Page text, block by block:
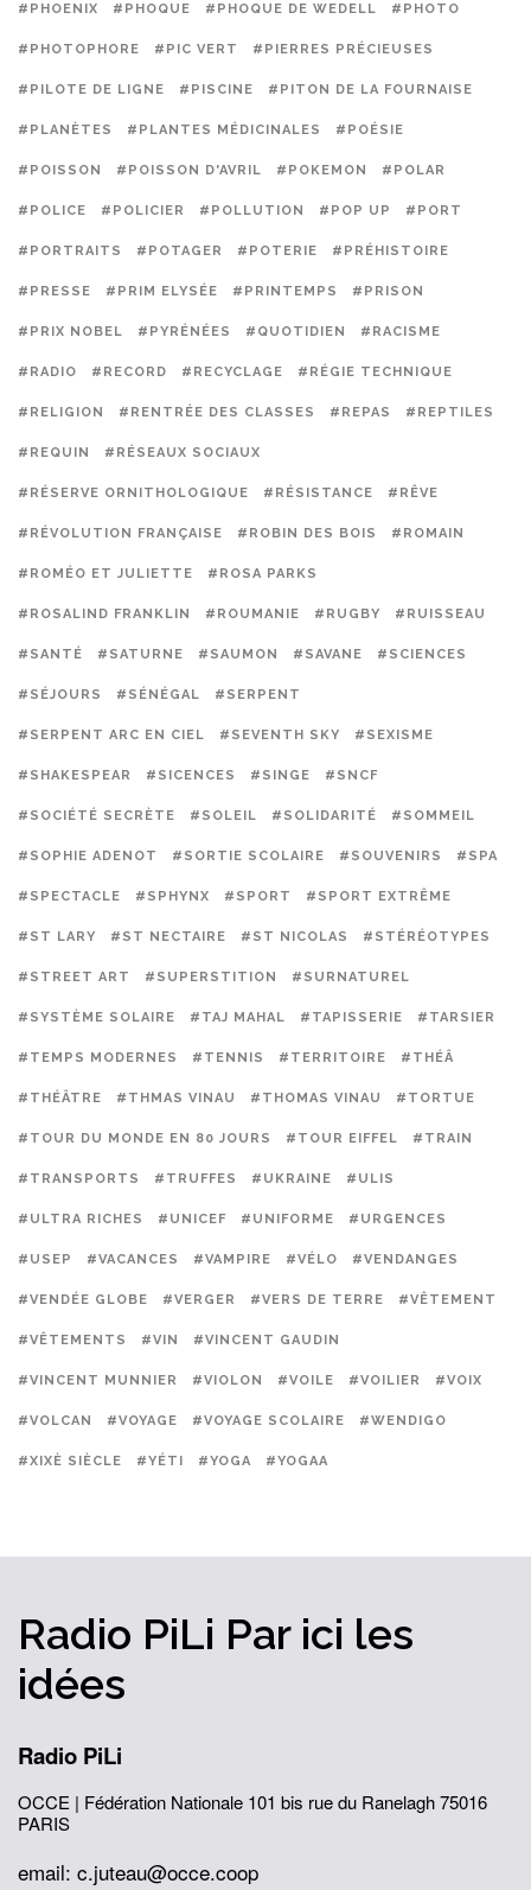
#PHOENIX #PHOQUE #PHOQUE DE WEDELL #PHOTO
#PHOTOPHORE #PIC VERT #PIERRES PRÉCIEUSES
#PILOTE DE LIGNE #PISCINE #PITON DE LA FOURNAISE
#PLANÈTES #PLANTES MÉDICINALES #POÉSIE
#POISSON #POISSON D'AVRIL #POKEMON #POLAR
#POLICE #POLICIER #POLLUTION #POP UP #PORT
#PORTRAITS #POTAGER #POTERIE #PRÉHISTOIRE
#PRESSE #PRIM ELYSÉE #PRINTEMPS #PRISON
#PRIX NOBEL #PYRÉNÉES #QUOTIDIEN #RACISME
#RADIO #RECORD #RECYCLAGE #RÉGIE TECHNIQUE
#RELIGION #RENTRÉE DES CLASSES #REPAS #REPTILES
#REQUIN #RÉSEAUX SOCIAUX
#RÉSERVE ORNITHOLOGIQUE #RÉSISTANCE #RÊVE
#RÉVOLUTION FRANÇAISE #ROBIN DES BOIS #ROMAIN
#ROMÉO ET JULIETTE #ROSA PARKS
#ROSALIND FRANKLIN #ROUMANIE #RUGBY #RUISSEAU
#SANTÉ #SATURNE #SAUMON #SAVANE #SCIENCES
#SÉJOURS #SÉNÉGAL #SERPENT
#SERPENT ARC EN CIEL #SEVENTH SKY #SEXISME
#SHAKESPEAR #SICENCES #SINGE #SNCF
#SOCIÉTÉ SECRÈTE #SOLEIL #SOLIDARITÉ #SOMMEIL
#SOPHIE ADENOT #SORTIE SCOLAIRE #SOUVENIRS #SPA
#SPECTACLE #SPHYNX #SPORT #SPORT EXTRÊME
#ST LARY #ST NECTAIRE #ST NICOLAS #STÉRÉOTYPES
#STREET ART #SUPERSTITION #SURNATUREL
#SYSTÈME SOLAIRE #TAJ MAHAL #TAPISSERIE #TARSIER
#TEMPS MODERNES #TENNIS #TERRITOIRE #THÉÂ
#THÉÂTRE #THMAS VINAU #THOMAS VINAU #TORTUE
#TOUR DU MONDE EN 80 JOURS #TOUR EIFFEL #TRAIN
#TRANSPORTS #TRUFFES #UKRAINE #ULIS
#ULTRA RICHES #UNICEF #UNIFORME #URGENCES
#USEP #VACANCES #VAMPIRE #VÉLO #VENDANGES
#VENDÉE GLOBE #VERGER #VERS DE TERRE #VÊTEMENT
#VÊTEMENTS #VIN #VINCENT GAUDIN
#VINCENT MUNNIER #VIOLON #VOILE #VOILIER #VOIX
#VOLCAN #VOYAGE #VOYAGE SCOLAIRE #WENDIGO
#XIXÈ SIÈCLE #YÉTI #YOGA #YOGAA
Radio PiLi Par ici les
idées
Radio PiLi
OCCE | Fédération Nationale 101 bis rue du Ranelagh75016
PARIS
email: c.juteau@occe.coop